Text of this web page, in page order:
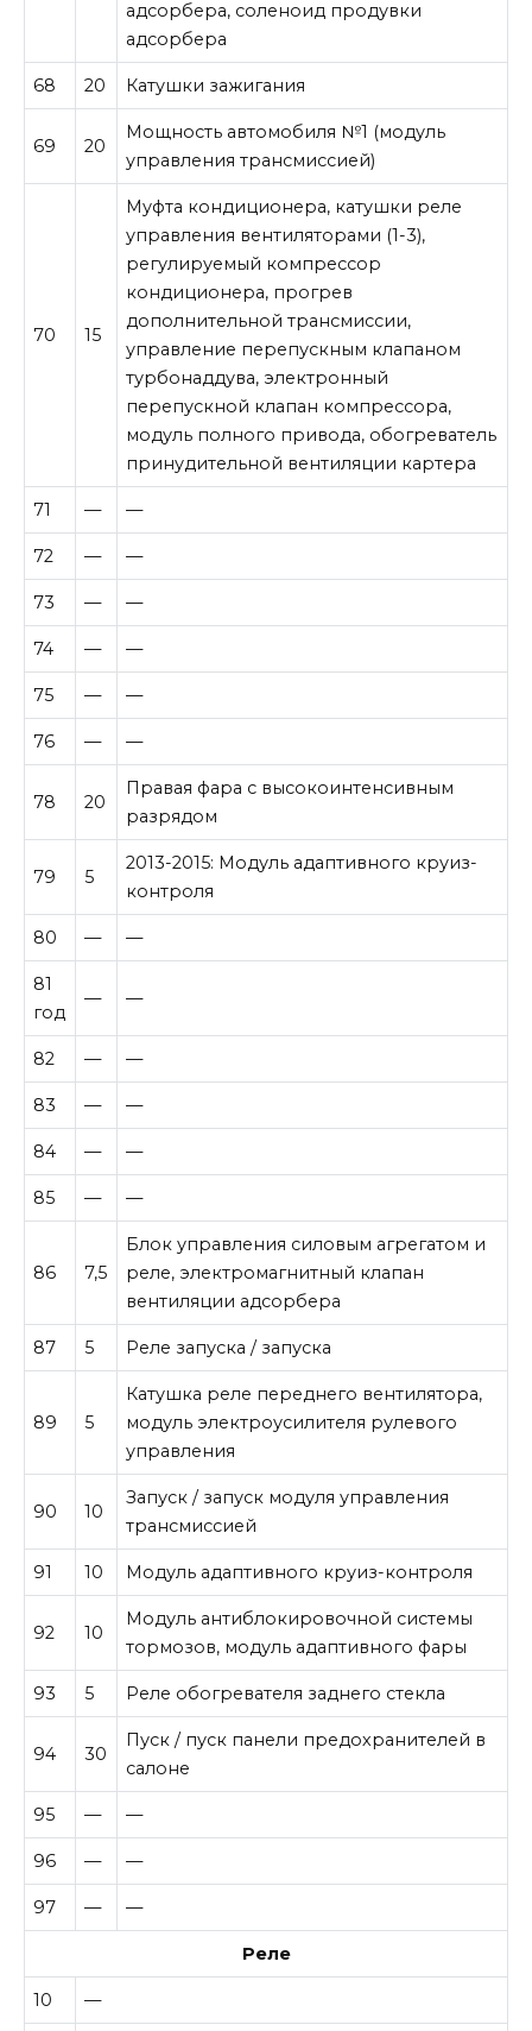
адсорбера, соленоид продувки
адсорбера
68 20 Катушки зажигания
69 20
Мощность автомобиля №1 (модуль
управления трансмиссией)
70 15
Муфта кондиционера, катушки реле
управления вентиляторами (1-3),
регулируемый компрессор
кондиционера, прогрев
дополнительной трансмиссии,
управление перепускным клапаном
турбонаддува, электронный
перепускной клапан компрессора,
модуль полного привода, обогреватель
принудительной вентиляции картера
71 — —
72 — —
73 — —
74 — —
75 — —
76 — —
78 20
Правая фара с высокоинтенсивным
разрядом
79 5
2013-2015: Модуль адаптивного круиз-
контроля
80 — —
81
год
— —
82 — —
83 — —
84 — —
85 — —
86 7,5
Блок управления силовым агрегатом и
реле, электромагнитный клапан
вентиляции адсорбера
87 5 Реле запуска / запуска
89 5
Катушка реле переднего вентилятора,
модуль электроусилителя рулевого
управления
90 10
Запуск / запуск модуля управления
трансмиссией
91 10 Модуль адаптивного круиз-контроля
92 10
Модуль антиблокировочной системы
тормозов, модуль адаптивного фары
93 5 Реле обогревателя заднего стекла
94 30
Пуск / пуск панели предохранителей в
салоне
95 — —
96 — —
97 — —
Реле
10 —